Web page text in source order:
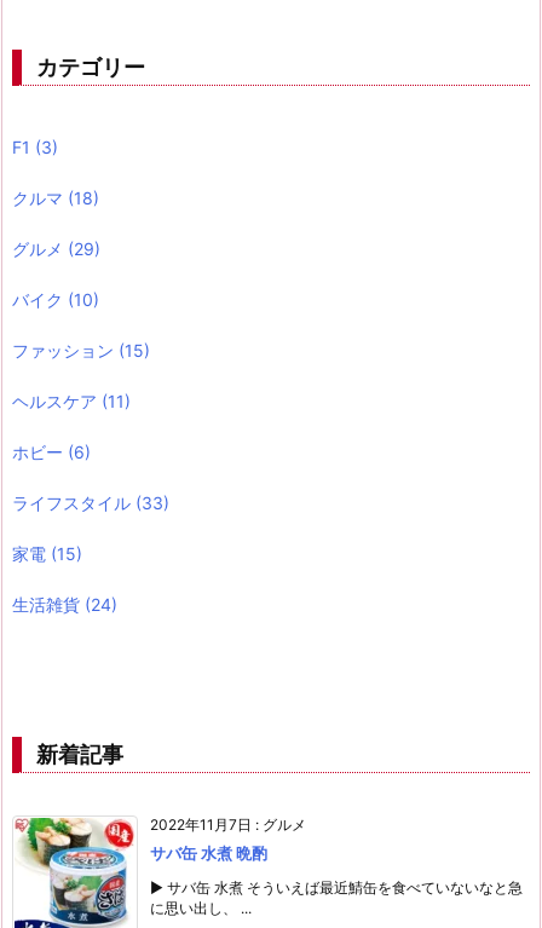
カテゴリー
F1 (3)
クルマ (18)
グルメ (29)
バイク (10)
ファッション (15)
ヘルスケア (11)
ホビー (6)
ライフスタイル (33)
家電 (15)
生活雑貨 (24)
新着記事
2022年11月7日 : グルメ
サバ缶 水煮 晩酌
▶ サバ缶 水煮 そういえば最近鯖缶を食べていないなと急
に思い出し、 ...